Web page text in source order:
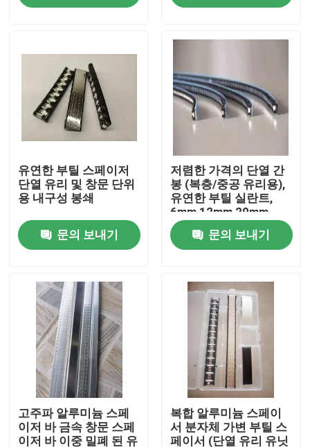
우리에 대하여
공장 여행
연락주세요
인용문을 요구하세요
알루미늄 스페이서 바
웜 에지 스페이서 바
유연한 부틸 스페이저
단열 유리 및 창문 단위
용 내구성 봉쇄
문의 보내기
저렴한 가격의 단열 간
봉 (복층/중공 유리용),
유연한 부틸 실란트,
6mm 12mm 20mm
문의 보내기
고주파 알루미늄 스페
이저 바 금속 창문 스페
이저 바 이중 밀폐 된 유
복합 알루미늄 스페이
서 분자체 가변 부틸 스
페이서 (단열 유리 유닛